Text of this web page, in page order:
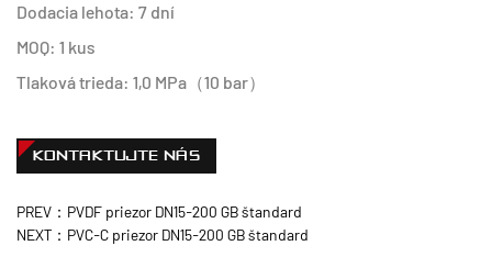
Dodacia lehota: 7 dní
MOQ: 1 kus
Tlaková trieda: 1,0 MPa（10 bar）
KONTAKTUJTE NÁS
PREV：PVDF priezor DN15-200 GB štandard
NEXT：PVC-C priezor DN15-200 GB štandard